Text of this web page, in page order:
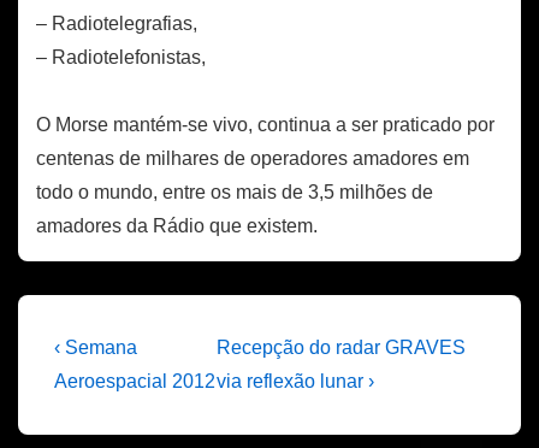
– Radiotelegrafias,
– Radiotelefonistas,
O Morse mantém-se vivo, continua a ser praticado por
centenas de milhares de operadores amadores em
todo o mundo, entre os mais de 3,5 milhões de
amadores da Rádio que existem.
Navegação
de
artigos
Previous
Post
‹ Semana
Aeroespacial 2012
Next
Post
Recepção do radar GRAVES
via reflexão lunar ›